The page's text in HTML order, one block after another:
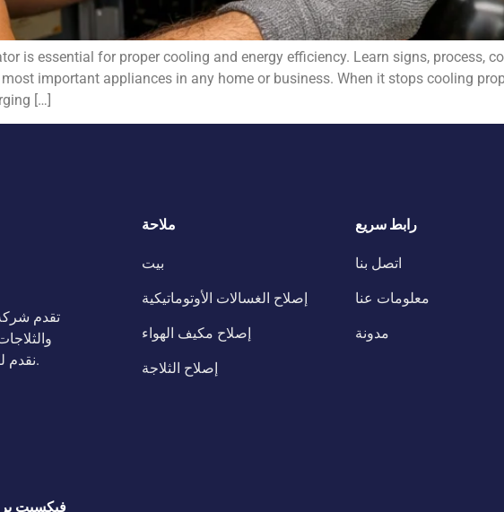
is essential for proper cooling and energy efficiency. Learn signs, process,
important appliances in any home or business. When it stops cooling
[…]
تقدم
نقدم لكم خدمة سهلة وموثوقة لأجهزتكم المنزلية.
ملاحة
بيت
إصلاح الغسالات الأوتوماتيكية
إصلاح مكيف الهواء
إصلاح الثلاجة
رابط سريع
اتصل بنا
معلومات عنا
مدونة
فيكسيت